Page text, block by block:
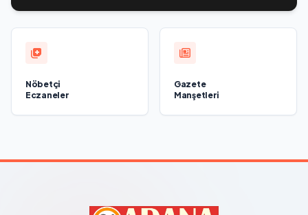
Nöbetçi
Eczaneler
Gazete
Manşetleri